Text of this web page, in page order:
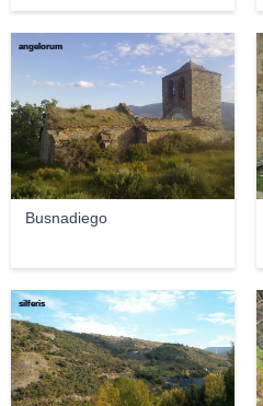
Busnadiego
angelorum
silferis